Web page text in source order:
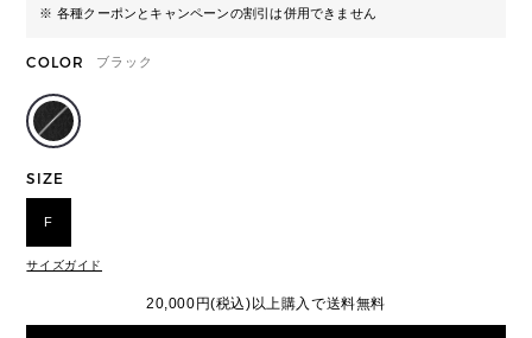
※ 各種クーポンとキャンペーンの割引は併用できません
COLOR ブラック
SIZE
F
サイズガイド
20,000円(税込)以上購入で送料無料